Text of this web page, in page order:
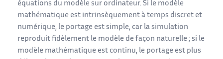
équations du modèle sur ordinateur. Si le modèle
mathématique est intrinsèquement à temps discret et
numérique, le portage est simple, car la simulation
reproduit fidèlement le modèle de façon naturelle ; si le
modèle mathématique est continu, le portage est plus